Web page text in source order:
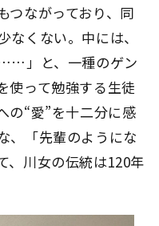
つながっており、同
なくない。中には、
……」と、一種のゲン
使って勉強する生徒
の“愛”を十二分に感
、「先輩のようにな
、川女の伝統は120年